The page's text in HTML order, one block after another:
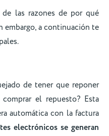
de las razones de por qué
embargo, a continuación te
de tener que reponer
el repuesto? Esta
automática con la factura
electrónicos se generan